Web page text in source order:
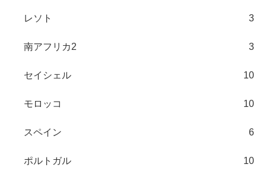
レソト 3
南アフリカ2 3
セイシェル 10
モロッコ 10
スペイン 6
ポルトガル 10